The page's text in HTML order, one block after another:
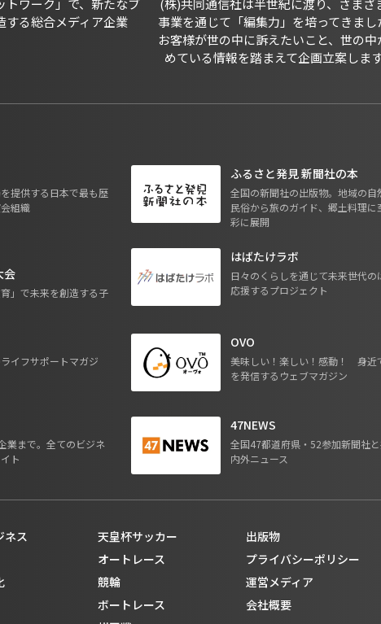
する総合メディア企業
事業を通じて「編集力」を培ってきまし
お客様が世の中に訴えたいこと、世の中
めている情報を踏まえて企画立案します
提供する日本で最も歴
組織
ふるさと発見 新聞社の本
全国の新聞社の出版物。地域の自
民俗から旅のガイド、郷土料理に
彩に展開
会
育」で未来を創造する子
はばたけラボ
日々のくらしを通じて未来世代の
応援するプロジェクト
イフサポートマガジ
OVO
美味しい！楽しい！感動！ 身近
を発信するウェブマガジン
業まで。全てのビジネ
ト
47NEWS
全国47都道府県・52参加新聞社
内外ニュース
ネス
天皇杯サッカー
オートレース
競輪
ボートレース
出版物
プライバシーポリシー
運営メディア
会社概要